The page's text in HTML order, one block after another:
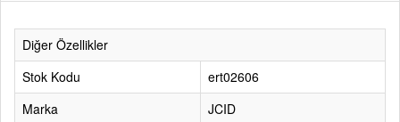
Diğer Özellikler
Stok Kodu
ert02606
Marka
JCID